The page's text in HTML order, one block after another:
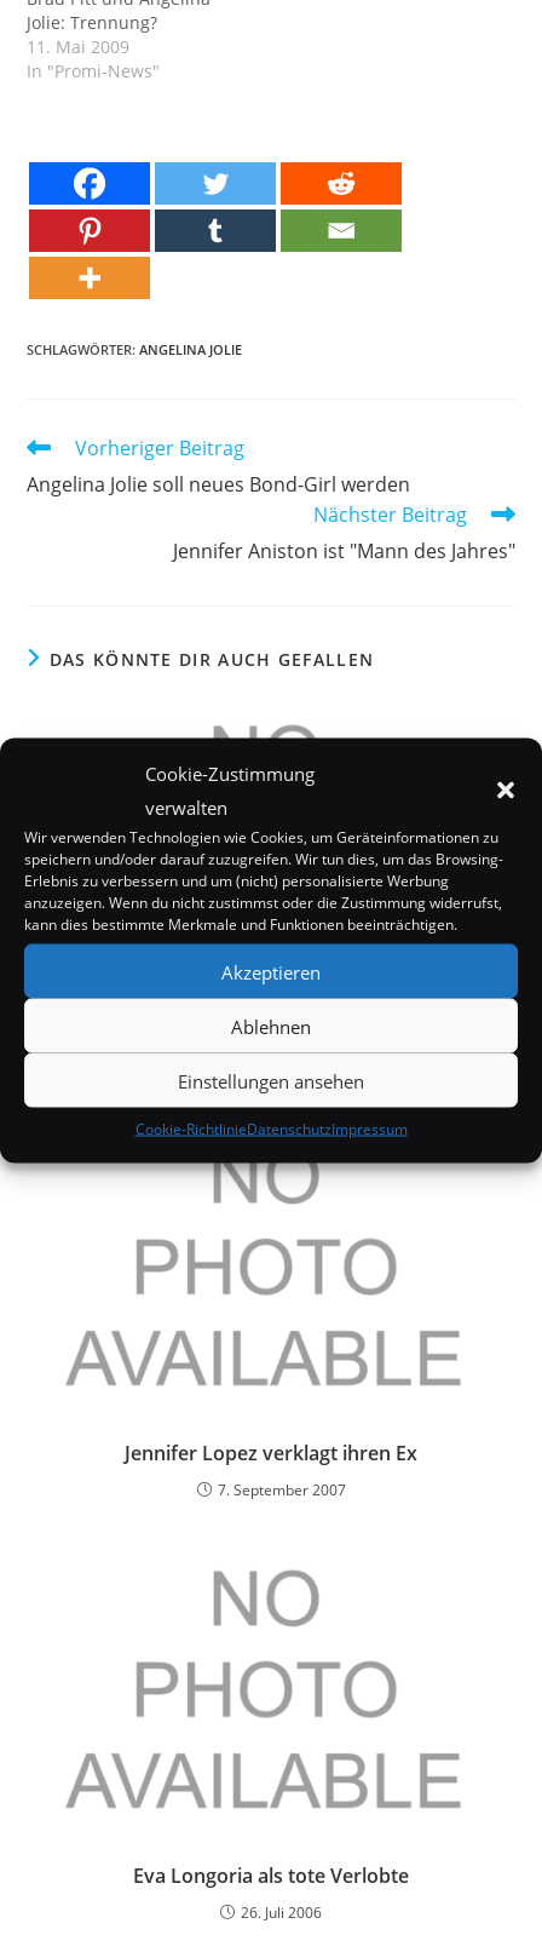
Cookie-Zustimmung
verwalten
Wir verwenden Technologien wie Cookies, um Geräteinformationen zu
speichern und/oder darauf zuzugreifen. Wir tun dies, um das Browsing-
Erlebnis zu verbessern und um (nicht) personalisierte Werbung
anzuzeigen. Wenn du nicht zustimmst oder die Zustimmung widerrufst,
kann dies bestimmte Merkmale und Funktionen beeinträchtigen.
Akzeptieren
Ablehnen
Einstellungen ansehen
Cookie-RichtlinieDatenschutzImpressum
Jolie: Trennung?
11. Mai 2009
In "Promi-News"
SCHLAGWÖRTER:ANGELINA JOLIE
Weitere
ansehen
Vorheriger Beitrag
Angelina Jolie soll neues Bond-Girl werden
Nächster Beitrag
Jennifer Aniston ist "Mann des Jahres"
DAS KÖNNTE DIR AUCH GEFALLEN
Miley Cyrus schreibt ihre Memoiren
Jennifer Lopez verklagt ihren Ex
7. September 2007
Eva Longoria als tote Verlobte
26. Juli 2006